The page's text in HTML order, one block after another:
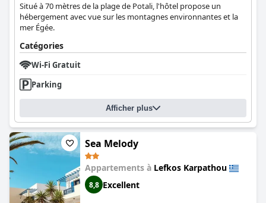
Situé à 70 mètres de la plage de Potali, l'hôtel propose un
hébergement avec vue sur les montagnes environnantes et la
mer Égée.
Catégories
Wi-Fi Gratuit
Parking
Afficher plus
Sea Melody
Appartements à Lefkos Karpathou
8,8 Excellent